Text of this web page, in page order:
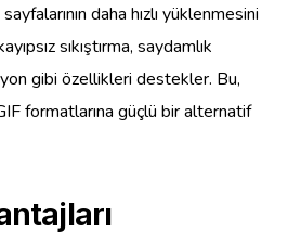
daha hızlı yüklenmesini
sıkıştırma, saydamlık
gibi özellikleri destekler. Bu,
formatlarına güçlü bir alternatif